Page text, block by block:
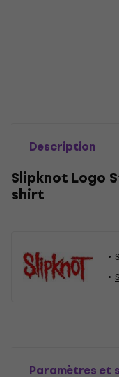
Description
Slipknot Logo
shirt
Paramètres et